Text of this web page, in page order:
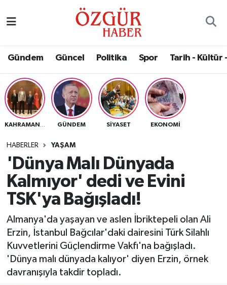
Gündem Güncel Politika Spor Tarih - Kültür
GÜNDEM SIYASET EKONOMI
HABERLER YAŞAM
'Dünya Malı Dünyada
Kalmıyor' dedi ve Evini
TSK'ya Bağışladı!
Almanya'da yaşayan ve aslen İbriktepeli olan Ali
Erzin, İstanbul Bağcılar'daki dairesini Türk Silahlı
Kuvvetlerini Güçlendirme Vakfı'na bağışladı.
'Dünya malı dünyada kalıyor' diyen Erzin, örnek
davranışıyla takdir topladı.
Eğitim
Ekonomi
Güncel
Gündem
Magazin
Politika
Sağlık
Spor
Nöbetçi Eczaneler
Namaz Vakitleri
Trafik Durumu
Süper Lig Puan Durumu ve Fikstür
Tüm Manşetler
Son Dakika Haberleri
Haber Arşivi